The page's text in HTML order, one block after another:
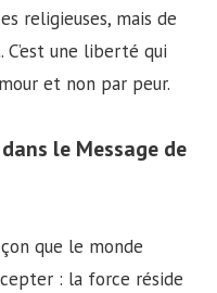
religieuses, mais de
C’est une liberté qui
et non par peur.
le Message de
que le monde
: la force réside